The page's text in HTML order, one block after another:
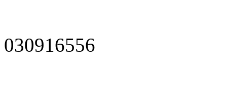
030916556